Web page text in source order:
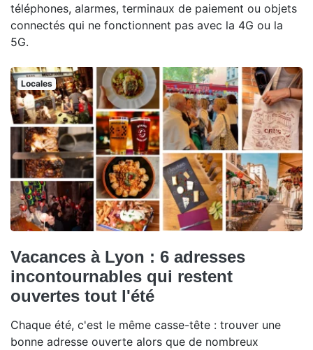
téléphones, alarmes, terminaux de paiement ou objets
connectés qui ne fonctionnent pas avec la 4G ou la
5G.
Locales
Vacances à Lyon : 6 adresses
incontournables qui restent
ouvertes tout l'été
Chaque été, c'est le même casse-tête : trouver une
bonne adresse ouverte alors que de nombreux